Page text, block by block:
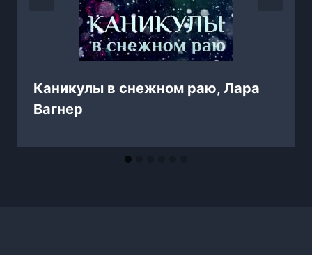
Каникулы в снежном раю, Лара
Вагнер